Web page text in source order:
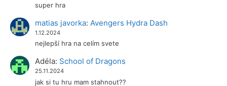
super hra
matias javorka: Avengers Hydra Dash
1.12.2024
nejlepší hra na celím svete
Adéla: School of Dragons
25.11.2024
jak si tu hru mam stahnout??